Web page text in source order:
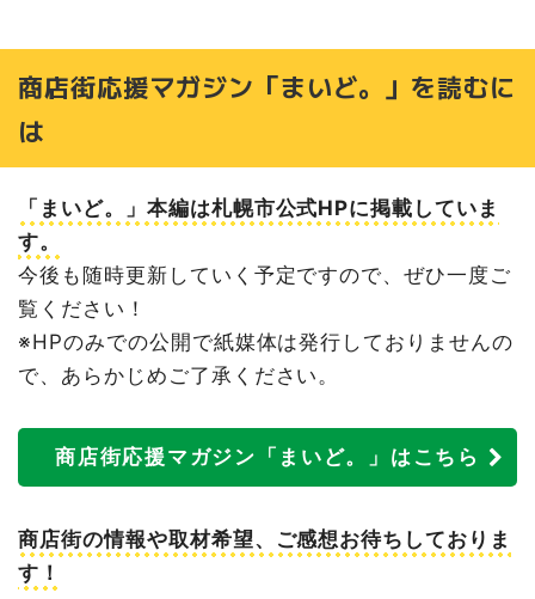
商店街応援マガジン「まいど。」を読むに
は
「まいど。」本編は札幌市公式HPに掲載していま
す。
今後も随時更新していく予定ですので、ぜひ一度ご
覧ください！
※HPのみでの公開で紙媒体は発行しておりませんの
で、あらかじめご了承ください。
商店街応援マガジン「まいど。」はこちら
商店街の情報や取材希望、ご感想お待ちしておりま
す！